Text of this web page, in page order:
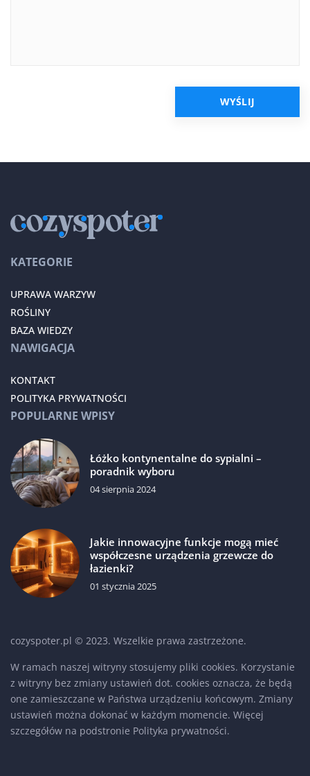
KATEGORIE
UPRAWA WARZYW
ROŚLINY
BAZA WIEDZY
NAWIGACJA
KONTAKT
POLITYKA PRYWATNOŚCI
POPULARNE WPISY
Łóżko kontynentalne do sypialni –
poradnik wyboru
04 sierpnia 2024
Jakie innowacyjne funkcje mogą mieć
współczesne urządzenia grzewcze do
łazienki?
01 stycznia 2025
cozyspoter.pl © 2023. Wszelkie prawa zastrzeżone.
W ramach naszej witryny stosujemy pliki cookies. Korzystanie
z witryny bez zmiany ustawień dot. cookies oznacza, że będą
one zamieszczane w Państwa urządzeniu końcowym. Zmiany
ustawień można dokonać w każdym momencie. Więcej
szczegółów na podstronie Polityka prywatności.